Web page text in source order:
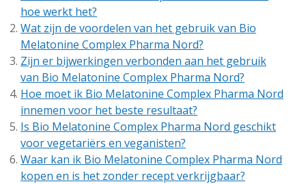
hoe werkt het?
Wat zijn de voordelen van het gebruik van Bio
Melatonine Complex Pharma Nord?
Zijn er bijwerkingen verbonden aan het gebruik
van Bio Melatonine Complex Pharma Nord?
Hoe moet ik Bio Melatonine Complex Pharma Nord
innemen voor het beste resultaat?
Is Bio Melatonine Complex Pharma Nord geschikt
voor vegetariërs en veganisten?
Waar kan ik Bio Melatonine Complex Pharma Nord
kopen en is het zonder recept verkrijgbaar?